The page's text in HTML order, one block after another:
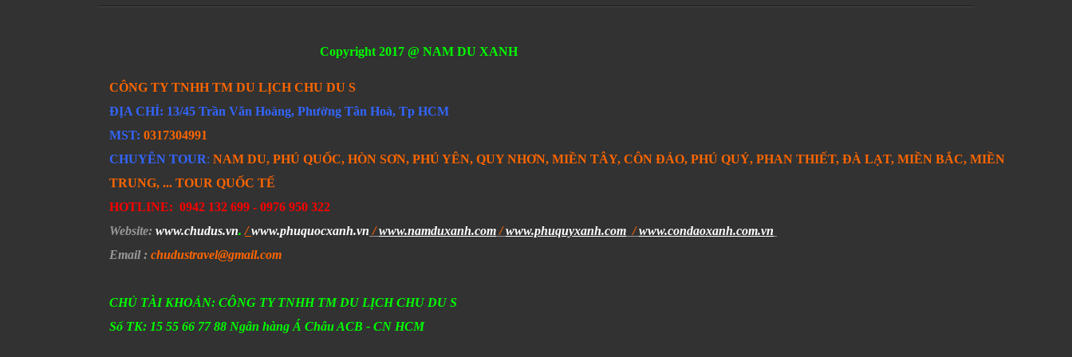
Copyright 2017 @ NAM DU XANH
CÔNG TY TNHH TM DU LỊCH CHU DU S
ĐỊA CHỈ: 13/45 Trần Văn Hoàng, Phường Tân Hoà, Tp HCM
MST: 0317304991
CHUYÊN TOUR: NAM DU, PHÚ QUỐC, HÒN SƠN, PHÚ YÊN, QUY NHƠN, MIỀN TÂY, CÔN ĐẢO, PHÚ QUÝ, PHAN THIẾT, ĐÀ LẠT, MIỀN BẮC, MIỀN
TRUNG, ... TOUR QUỐC TẾ
HOTLINE: 0942 132 699 - 0976 950 322
Website: www.chudus.vn./www.phuquocxanh.vn /www.namduxanh.com/www.phuquyxanh.com /www.condaoxanh.com.vn
Email: chudustravel@gmail.com
CHỦ TÀI KHOẢN: CÔNG TY TNHH TM DU LỊCH CHU DU S
Số TK: 15 55 66 77 88 Ngân hàng Á Châu ACB - CN HCM